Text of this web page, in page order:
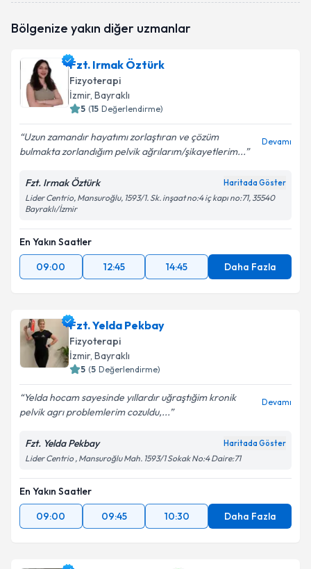
Bölgenize yakın diğer uzmanlar
Fzt. Irmak Öztürk
Fizyoterapi
İzmir, Bayraklı
5 (15 Değerlendirme)
Uzun zamandır hayatımı zorlaştıran ve çözüm
bulmakta zorlandığım pelvik ağrılarım/şikayetlerim...
Devamı
Fzt. Irmak Öztürk Haritada Göster
Lider Centrio, Mansuroğlu, 1593/1. Sk. inşaat no:4 iç kapı no:71, 35540
Bayraklı/İzmir
En Yakın Saatler
09:00
12:45 14:45 Daha Fazla
Fzt. Yelda Pekbay
Fizyoterapi
İzmir, Bayraklı
5 (5 Değerlendirme)
Yelda hocam sayesinde yıllardır uğraştığim kronik
pelvik agrı problemlerim cozuldu,...
Devamı
Fzt. Yelda Pekbay Haritada Göster
Lider Centrio , Mansuroğlu Mah. 1593/1 Sokak No:4 Daire:71
En Yakın Saatler
09:00
09:45 10:30 Daha Fazla